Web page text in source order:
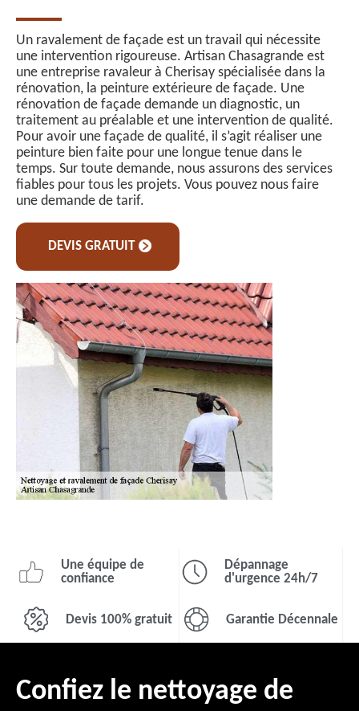
Un ravalement de façade est un travail qui nécessite
une intervention rigoureuse. Artisan Chasagrande est
une entreprise ravaleur à Cherisay spécialisée dans la
rénovation, la peinture extérieure de façade. Une
rénovation de façade demande un diagnostic, un
traitement au préalable et une intervention de qualité.
Pour avoir une façade de qualité, il s’agit réaliser une
peinture bien faite pour une longue tenue dans le
temps. Sur toute demande, nous assurons des services
fiables pour tous les projets. Vous pouvez nous faire
une demande de tarif.
DEVIS GRATUIT
Une équipe de
confiance
Dépannage
d'urgence 24h/7
Devis 100% gratuit Garantie Décennale
Confiez le nettoyage de